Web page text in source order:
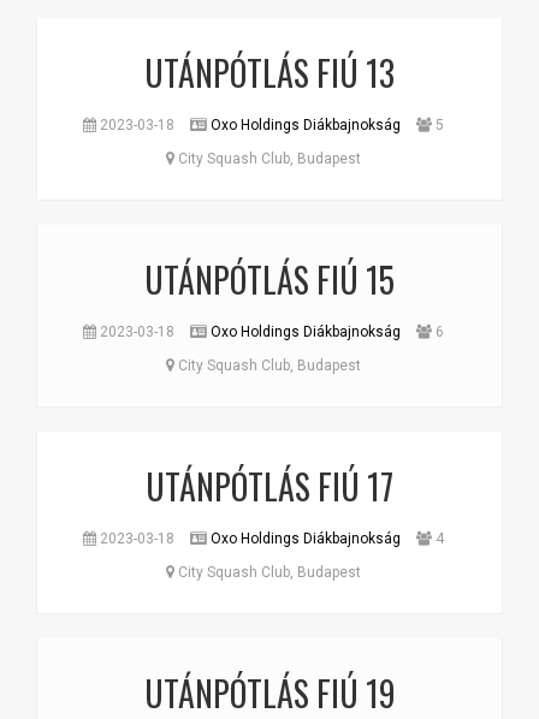
UTÁNPÓTLÁS FIÚ 13
2023-03-18 Oxo Holdings Diákbajnokság
5
City Squash Club, Budapest
UTÁNPÓTLÁS FIÚ 15
2023-03-18 Oxo Holdings Diákbajnokság
6
City Squash Club, Budapest
UTÁNPÓTLÁS FIÚ 17
2023-03-18 Oxo Holdings Diákbajnokság
4
City Squash Club, Budapest
UTÁNPÓTLÁS FIÚ 19